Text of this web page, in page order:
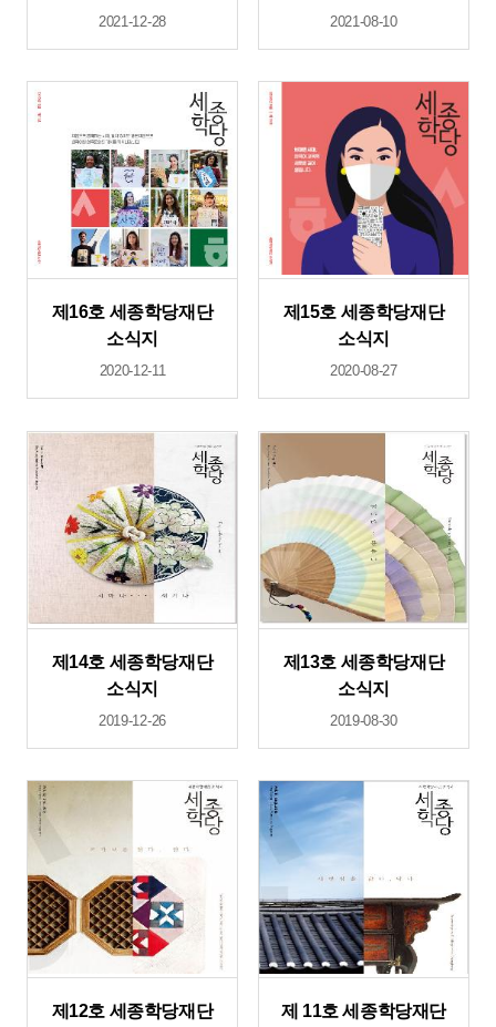
2021-12-28 2021-08-10
제16호 세종학당재단
소식지
2020-12-11
제15호 세종학당재단
소식지
2020-08-27
제14호 세종학당재단
소식지
2019-12-26
제13호 세종학당재단
소식지
2019-08-30
제12호 세종학당재단
제 11호 세종학당재단